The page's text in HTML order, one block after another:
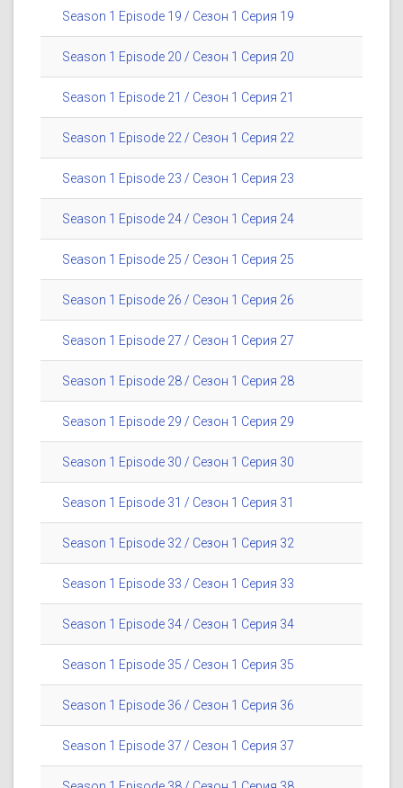
Season 1 Episode 19 / Сезон 1 Серия 19
Season 1 Episode 20 / Сезон 1 Серия 20
Season 1 Episode 21 / Сезон 1 Серия 21
Season 1 Episode 22 / Сезон 1 Серия 22
Season 1 Episode 23 / Сезон 1 Серия 23
Season 1 Episode 24 / Сезон 1 Серия 24
Season 1 Episode 25 / Сезон 1 Серия 25
Season 1 Episode 26 / Сезон 1 Серия 26
Season 1 Episode 27 / Сезон 1 Серия 27
Season 1 Episode 28 / Сезон 1 Серия 28
Season 1 Episode 29 / Сезон 1 Серия 29
Season 1 Episode 30 / Сезон 1 Серия 30
Season 1 Episode 31 / Сезон 1 Серия 31
Season 1 Episode 32 / Сезон 1 Серия 32
Season 1 Episode 33 / Сезон 1 Серия 33
Season 1 Episode 34 / Сезон 1 Серия 34
Season 1 Episode 35 / Сезон 1 Серия 35
Season 1 Episode 36 / Сезон 1 Серия 36
Season 1 Episode 37 / Сезон 1 Серия 37